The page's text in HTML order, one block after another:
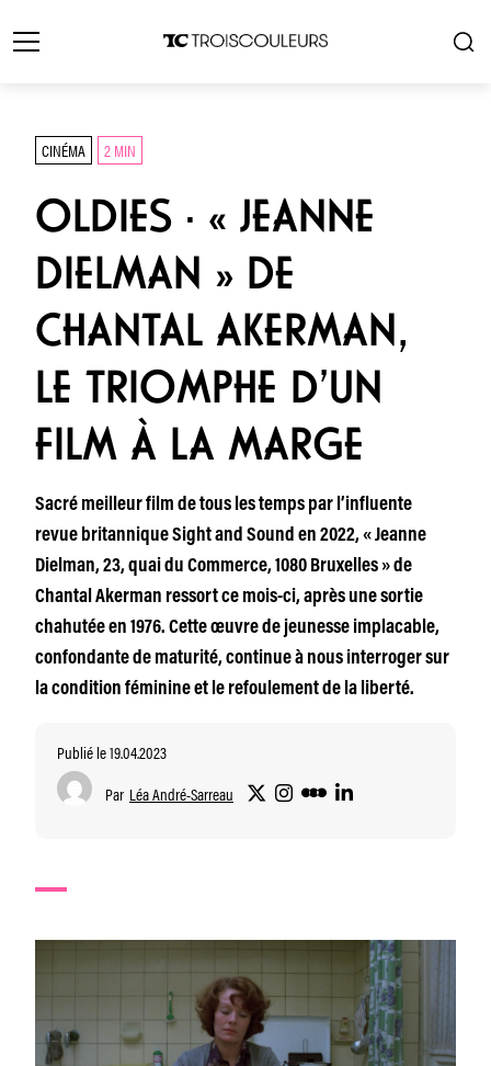
CINÉMA 2 MIN
OLDIES · « JEANNE
DIELMAN » DE
CHANTAL AKERMAN,
LE TRIOMPHE D’UN
FILM À LA MARGE
Sacré meilleur film de tous les temps par l’influente
revue britannique Sight and Sound en 2022, « Jeanne
Dielman, 23, quai du Commerce, 1080 Bruxelles » de
Chantal Akerman ressort ce mois-ci, après une sortie
chahutée en 1976. Cette œuvre de jeunesse implacable,
confondante de maturité, continue à nous interroger sur
la condition féminine et le refoulement de la liberté.
Publié le 19.04.2023
Par Léa André-Sarreau